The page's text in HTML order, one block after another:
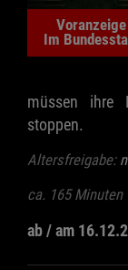
Voranzeige
Im
müssen ihre
stoppen.
Altersfreigabe:
ca. 165 Minuten
ab / am